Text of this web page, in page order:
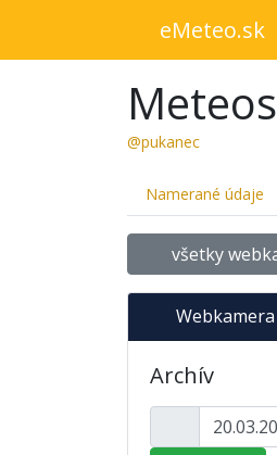
eMeteo.sk
@pukanec
Namerané údaje
všetky
Archív